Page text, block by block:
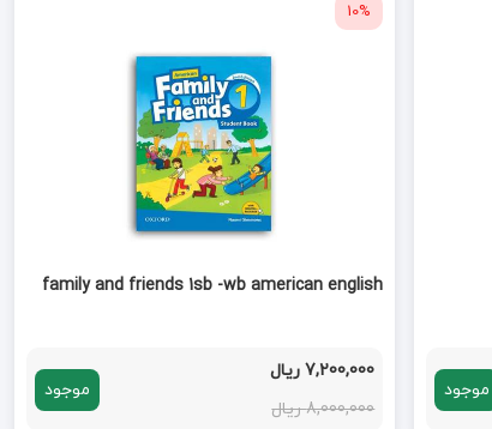
موجود
10%
family and friends 1sb -wb american english
7,200,000 ریال
8,000,000 ریال
موجود